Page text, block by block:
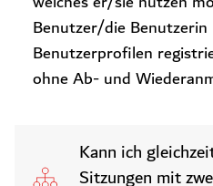
Benutzer/die
Benutzerprofilen
ohne Ab- und
Kann ich
Sitzungen mit